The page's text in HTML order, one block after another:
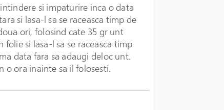
si impaturire inca o data
si lasa-l sa se raceasca timp de
ori, folosind cate 35 gr unt
si lasa-l sa se raceasca timp
data fara sa adaugi deloc unt.
o ora inainte sa il folosesti.